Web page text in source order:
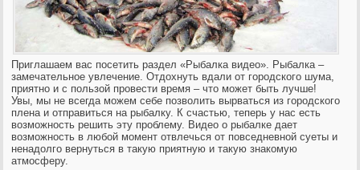
Приглашаем вас посетить раздел «Рыбалка видео». Рыбалка –
замечательное увлечение. Отдохнуть вдали от городского шума,
приятно и с пользой провести время – что может быть лучше!
Увы, мы не всегда можем себе позволить вырваться из городского
плена и отправиться на рыбалку. К счастью, теперь у нас есть
возможность решить эту проблему. Видео о рыбалке дает
возможность в любой момент отвлечься от повседневной суеты и
ненадолго вернуться в такую приятную и такую знакомую
атмосферу.